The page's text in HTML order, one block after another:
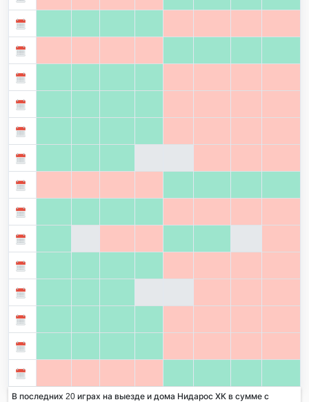
В последних 20 играх на выезде и дома Нидарос ХК в сумме с